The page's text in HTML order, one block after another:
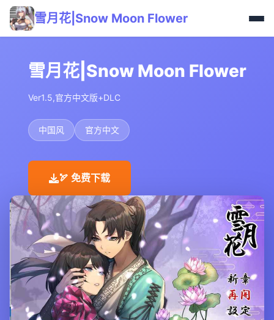
雪月花|Snow Moon Flower
雪月花|Snow Moon Flower
Ver1.5,官方中文版+DLC
中国风 官方中文
🏹 免费下载